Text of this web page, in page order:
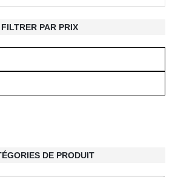
through
$7,430.00
FILTRER PAR PRIX
DE PRODUIT